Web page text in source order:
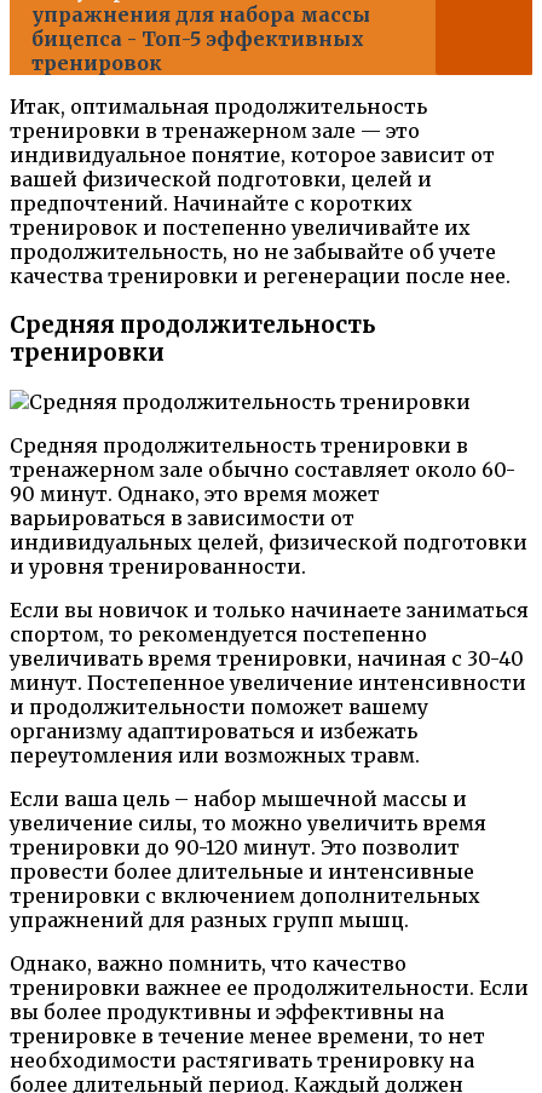
упражнения для набора массы
бицепса - Топ-5 эффективных
тренировок
Итак, оптимальная продолжительность
тренировки в тренажерном зале — это
индивидуальное понятие, которое зависит от
вашей физической подготовки, целей и
предпочтений. Начинайте с коротких
тренировок и постепенно увеличивайте их
продолжительность, но не забывайте об учете
качества тренировки и регенерации после нее.
Средняя продолжительность
тренировки
Средняя продолжительность тренировки в
тренажерном зале обычно составляет около 60-
90 минут. Однако, это время может
варьироваться в зависимости от
индивидуальных целей, физической подготовки
и уровня тренированности.
Если вы новичок и только начинаете заниматься
спортом, то рекомендуется постепенно
увеличивать время тренировки, начиная с 30-40
минут. Постепенное увеличение интенсивности
и продолжительности поможет вашему
организму адаптироваться и избежать
переутомления или возможных травм.
Если ваша цель – набор мышечной массы и
увеличение силы, то можно увеличить время
тренировки до 90-120 минут. Это позволит
провести более длительные и интенсивные
тренировки с включением дополнительных
упражнений для разных групп мышц.
Однако, важно помнить, что качество
тренировки важнее ее продолжительности. Если
вы более продуктивны и эффективны на
тренировке в течение менее времени, то нет
необходимости растягивать тренировку на
более длительный период. Каждый должен